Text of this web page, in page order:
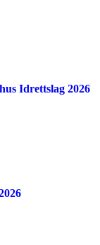
Idrettslag 2026